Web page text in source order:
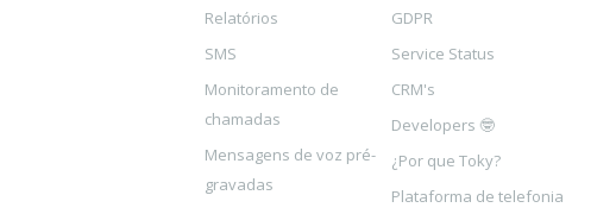
Relatórios
SMS
Monitoramento de
chamadas
Mensagens de voz pré-
gravadas
GDPR
Service Status
CRM's
Developers 🤓
¿Por que Toky?
Plataforma de telefonia